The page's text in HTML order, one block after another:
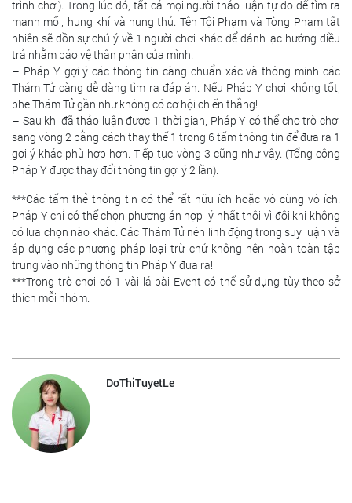
trình chơi). Trong lúc đó, tất cả mọi người thảo luận tự do để tìm ra
manh mối, hung khí và hung thủ. Tên Tội Phạm và Tòng Phạm tất
nhiên sẽ dồn sự chú ý về 1 người chơi khác để đánh lạc hướng điều
trả nhằm bảo vệ thân phận của mình.
– Pháp Y gợi ý các thông tin càng chuẩn xác và thông minh các
Thám Tử càng dễ dàng tìm ra đáp án. Nếu Pháp Y chơi không tốt,
phe Thám Tử gần như không có cơ hội chiến thắng!
– Sau khi đã thảo luận được 1 thời gian, Pháp Y có thể cho trò chơi
sang vòng 2 bằng cách thay thế 1 trong 6 tấm thông tin để đưa ra 1
gợi ý khác phù hợp hơn. Tiếp tục vòng 3 cũng như vậy. (Tổng cộng
Pháp Y được thay đổi thông tin gợi ý 2 lần).
***Các tấm thẻ thông tin có thể rất hữu ích hoặc vô cùng vô ích.
Pháp Y chỉ có thể chọn phương án hợp lý nhất thôi vì đôi khi không
có lựa chọn nào khác. Các Thám Tử nên linh động trong suy luận và
áp dụng các phương pháp loại trừ chứ không nên hoàn toàn tập
trung vào những thông tin Pháp Y đưa ra!
***Trong trò chơi có 1 vài lá bài Event có thể sử dụng tùy theo sở
thích mỗi nhóm.
DoThiTuyetLe